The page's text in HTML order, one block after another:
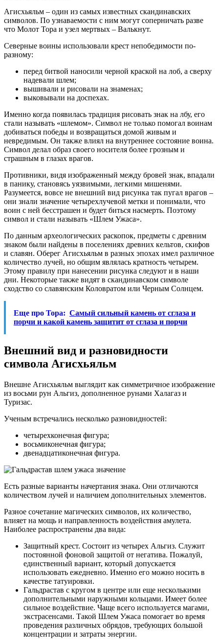
Агисхьяльм – один из самых известных скандинавских
символов. По узнаваемости с ним могут соперничать разве
что Молот Тора и узел мертвых – Валькнут.
Северные воины использовали крест непобедимости по-
разному:
перед битвой наносили черной краской на лоб, а сверху
надевали шлем;
вышивали и рисовали на знаменах;
выковывали на доспехах.
Именно когда появилась традиция рисовать знак на лбу, его
стали называть «шлемом». Символ не только помогал воинам
добиваться победы и возвращаться домой живым и
невредимым. Он также влиял на внутреннее состояние воина.
Символ делал образ своего носителя более грозным и
страшным в глазах врагов.
Противники, видя изображенный между бровей знак, впадали
в панику, становясь уязвимыми, легкими мишенями.
Разумеется, вовсе не внешний вид рисунка так пугал врагов –
они знали значение четырехлучевой метки и понимали, что
воин с ней бесстрашен и будет биться насмерть. Поэтому
символ и стали называть «Шлем Ужаса».
По данным археологических раскопок, предметы с древним
знаком были найдены в поселениях древних кельтов, скифов
и славян. Оберег Агисхьяльм в разных эпохах имел различное
количество лучей, но общим являлась кратность четырем.
Этому правилу при нанесении рисунка следуют и в наши
дни. Некоторые также видят в скандинавском символе
сходство со славянским Коловратом или Черным Солнцем.
Еще про Тора: Самый сильный камень от сглаза и
порчи и какой камень защитит от сглаза и порчи
Внешний вид и разновидности
символа Агисхьяльм
Внешне Агисхьяльм выглядит как симметричное изображение
из восьми рун Альгиз, дополненное рунами Халагаз и
Туризас.
Ученым встречались несколько разновидностей:
четырехконечная фигура;
восьмиконечная фигура;
двенадцатиконечная фигура.
Есть разные варианты начертания знака. Они отличаются
количеством лучей и наличием дополнительных элементов.
Разное сочетание магических символов, их количество,
влияет на мощь и направленность воздействия амулета.
Наиболее распространены два вида:
Защитный крест. Состоит из четырех Альгиз. Служит
постоянной фоновой защитой от негатива. Пожалуй,
единственный вариант, который допускается
использовать ежедневно. Именно его можно носить в
качестве татуировки.
Гальдрастав с кругом в центре или еще несколькими
дополнительными наружными кольцами. Имеет более
сильное воздействие. Чаще всего используется магами,
экстрасенсами. Такой Шлем Ужаса помогает во время
проведения различных обрядов, требующих большой
концентрации и затраты энергии.